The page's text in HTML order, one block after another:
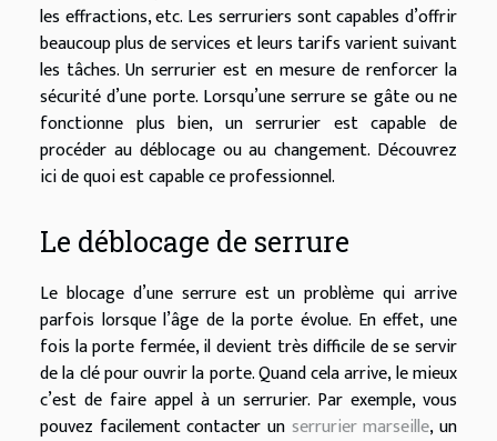
les effractions, etc. Les serruriers sont capables d’offrir
beaucoup plus de services et leurs tarifs varient suivant
les tâches. Un serrurier est en mesure de renforcer la
sécurité d’une porte. Lorsqu’une serrure se gâte ou ne
fonctionne plus bien, un serrurier est capable de
procéder au déblocage ou au changement. Découvrez
ici de quoi est capable ce professionnel.
Le déblocage de serrure
Le blocage d’une serrure est un problème qui arrive
parfois lorsque l’âge de la porte évolue. En effet, une
fois la porte fermée, il devient très difficile de se servir
de la clé pour ouvrir la porte. Quand cela arrive, le mieux
c’est de faire appel à un serrurier. Par exemple, vous
pouvez facilement contacter un serrurier marseille, un